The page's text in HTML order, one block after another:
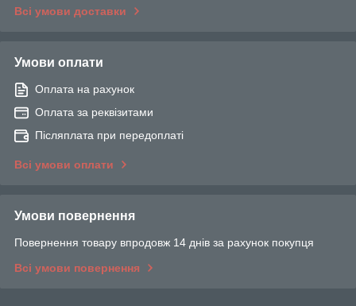
Всі умови доставки
Умови оплати
Оплата на рахунок
Оплата за реквізитами
Післяплата при передоплаті
Всі умови оплати
Умови повернення
Повернення товару впродовж 14 днів за рахунок покупця
Всі умови повернення